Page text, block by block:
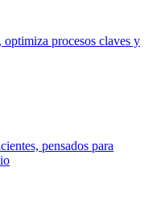
procesos claves y
pensados para